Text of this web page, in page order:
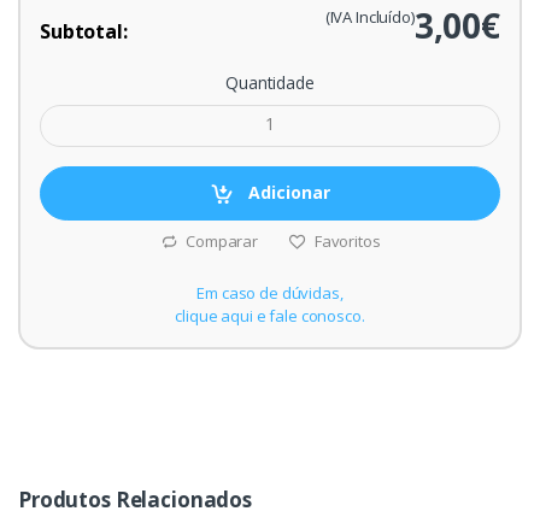
Subtotal: 3,00€
(IVA Incluído)
Quantidade
Adicionar
Comparar Favoritos
Em caso de dúvidas,
clique aqui e fale conosco.
Produtos Relacionados